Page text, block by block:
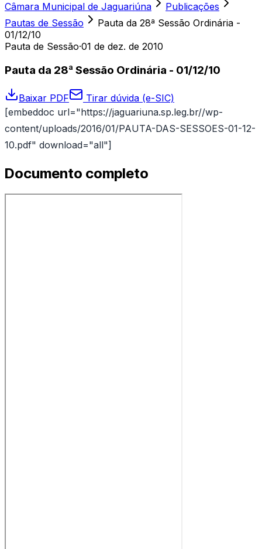
Câmara Municipal de Jaguariúna
Publicações
Pautas de Sessão
Pauta da 28ª Sessão Ordinária -
01/12/10
Pauta de Sessão·01 de dez. de 2010
Pauta da 28ª Sessão Ordinária - 01/12/10
Baixar PDF
Tirar dúvida (e-SIC)
[embeddoc url="https://jaguariuna.sp.leg.br//wp-
content/uploads/2016/01/PAUTA-DAS-SESSOES-01-12-
10.pdf" download="all"]
Documento completo